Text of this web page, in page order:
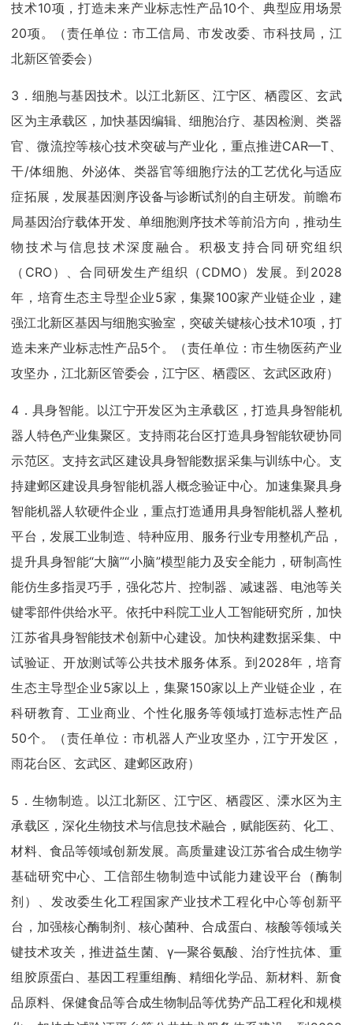
技术10项，打造未来产业标志性产品10个、典型应用场景
20项。（责任单位：市工信局、市发改委、市科技局，江
北新区管委会）
3．细胞与基因技术。以江北新区、江宁区、栖霞区、玄武
区为主承载区，加快基因编辑、细胞治疗、基因检测、类器
官、微流控等核心技术突破与产业化，重点推进CAR—T、
干/体细胞、外泌体、类器官等细胞疗法的工艺优化与适应
症拓展，发展基因测序设备与诊断试剂的自主研发。前瞻布
局基因治疗载体开发、单细胞测序技术等前沿方向，推动生
物技术与信息技术深度融合。积极支持合同研究组织
（CRO）、合同研发生产组织（CDMO）发展。到2028
年，培育生态主导型企业5家，集聚100家产业链企业，建
强江北新区基因与细胞实验室，突破关键核心技术10项，打
造未来产业标志性产品5个。（责任单位：市生物医药产业
攻坚办，江北新区管委会，江宁区、栖霞区、玄武区政府）
4．具身智能。以江宁开发区为主承载区，打造具身智能机
器人特色产业集聚区。支持雨花台区打造具身智能软硬协同
示范区。支持玄武区建设具身智能数据采集与训练中心。支
持建邺区建设具身智能机器人概念验证中心。加速集聚具身
智能机器人软硬件企业，重点打造通用具身智能机器人整机
平台，发展工业制造、特种应用、服务行业专用整机产品，
提升具身智能“大脑”“小脑”模型能力及安全能力，研制高性
能仿生多指灵巧手，强化芯片、控制器、减速器、电池等关
键零部件供给水平。依托中科院工业人工智能研究所，加快
江苏省具身智能技术创新中心建设。加快构建数据采集、中
试验证、开放测试等公共技术服务体系。到2028年，培育
生态主导型企业5家以上，集聚150家以上产业链企业，在
科研教育、工业商业、个性化服务等领域打造标志性产品
50个。（责任单位：市机器人产业攻坚办，江宁开发区，
雨花台区、玄武区、建邺区政府）
5．生物制造。以江北新区、江宁区、栖霞区、溧水区为主
承载区，深化生物技术与信息技术融合，赋能医药、化工、
材料、食品等领域创新发展。高质量建设江苏省合成生物学
基础研究中心、工信部生物制造中试能力建设平台（酶制
剂）、发改委生化工程国家产业技术工程化中心等创新平
台，加强核心酶制剂、核心菌种、合成蛋白、核酸等领域关
键技术攻关，推进益生菌、γ—聚谷氨酸、治疗性抗体、重
组胶原蛋白、基因工程重组酶、精细化学品、新材料、新食
品原料、保健食品等合成生物制品等优势产品工程化和规模